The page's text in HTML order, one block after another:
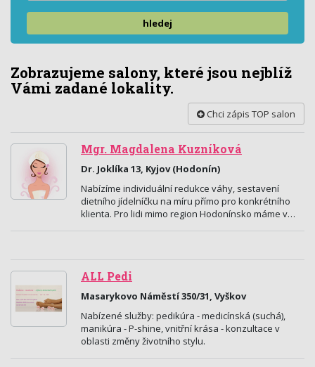
hledej
Zobrazujeme salony, které jsou nejblíž
Vámi zadané lokality.
Chci zápis TOP salon
Mgr. Magdalena Kuzníková
Dr. Joklíka 13, Kyjov (Hodonín)
Nabízíme individuální redukce váhy, sestavení
dietního jídelníčku na míru přímo pro konkrétního
klienta. Pro lidi mimo region Hodonínsko máme v…
ALL Pedi
Masarykovo Náměstí 350/31, Vyškov
Nabízené služby: pedikúra - medicínská (suchá),
manikúra - P-shine, vnitřní krása - konzultace v
oblasti změny životního stylu.